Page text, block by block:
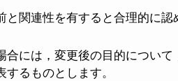
と関連性を有すると合理的に
合には，変更後の目的につい
るものとします。